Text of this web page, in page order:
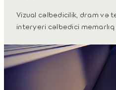
Vizual cəlbedicilik, dram və
interyeri cəlbedici memarlıq